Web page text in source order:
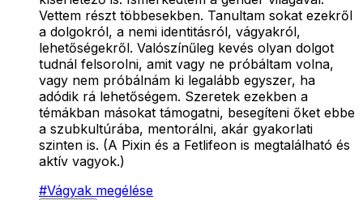
Vettem részt többesekben. Tanultam sokat ezekről
a dolgokról, a nemi identitásról, vágyakról,
lehetőségekről. Valószínűleg kevés olyan dolgot
tudnál felsorolni, amit vagy ne próbáltam volna,
vagy nem próbálnám ki legalább egyszer, ha
adódik rá lehetőségem. Szeretek ezekben a
témákban másokat támogatni, besegíteni őket ebbe
a szubkultúrába, mentorálni, akár gyakorlati
szinten is. (A Pixin és a Fetlifeon is megtalálható és
aktív vagyok.)
#Vágyak megélése